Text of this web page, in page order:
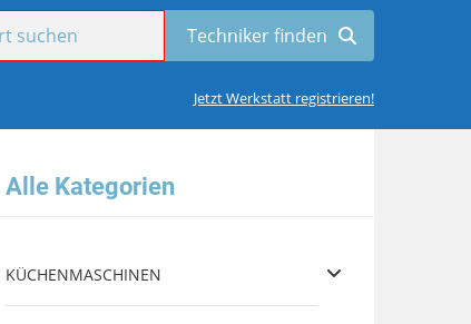
Jetzt Werkstatt registrieren!
Alle Kategorien
KÜCHENMASCHINEN